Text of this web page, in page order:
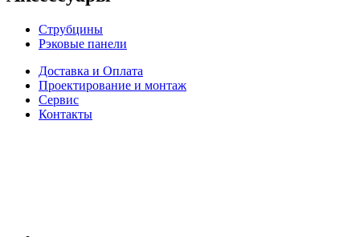
Струбцины
Рэковые панели
Доставка и Оплата
Проектирование и монтаж
Сервис
Контакты